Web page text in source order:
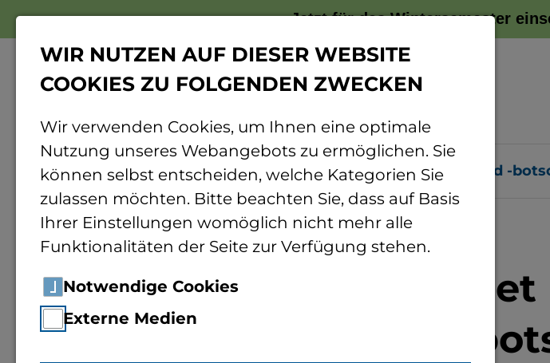
Jetzt für das Wintersemester
Home TH Bingen bildet Biodiversitätsbotschafterinnen und -
Pressemitteilung 21.05.2026
TH Bingen bildet
WIR NUTZEN AUF DIESER WEBSITE
COOKIES ZU FOLGENDEN ZWECKEN
Wir verwenden Cookies, um Ihnen eine optimale
Nutzung unseres Webangebots zu ermöglichen. Sie
können selbst entscheiden, welche Kategorien Sie
zulassen möchten. Bitte beachten Sie, dass auf Basis
Ihrer Einstellungen womöglich nicht mehr alle
Funktionalitäten der Seite zur Verfügung stehen.
Notwendige Cookies
Externe Medien